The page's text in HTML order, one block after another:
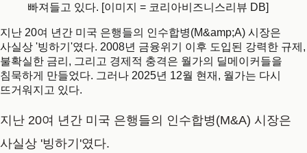
빠져들고 있다. [이미지 = 코리아비즈니스리뷰 DB]
지난 20여 년간 미국 은행들의 인수합병(M&amp;A) 시장은
사실상 '빙하기'였다. 2008년 금융위기 이후 도입된 강력한 규제,
불확실한 금리, 그리고 경제적 충격은 월가의 딜메이커들을
침묵하게 만들었다. 그러나 2025년 12월 현재, 월가는 다시
뜨거워지고 있다.
지난 20여 년간 미국 은행들의 인수합병(M&A) 시장은
사실상 '빙하기'였다.